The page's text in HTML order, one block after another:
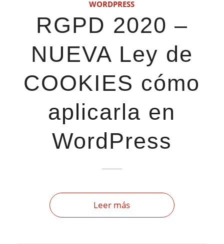
WORDPRESS
RGPD 2020 –
NUEVA Ley de
COOKIES cómo
aplicarla en
WordPress
Leer más